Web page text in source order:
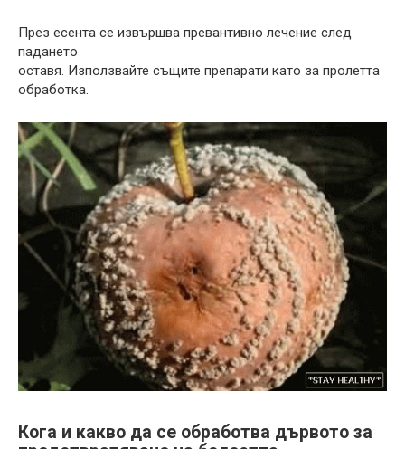
През есента се извършва превантивно лечение след
падането
оставя. Използвайте същите препарати като за пролетта
обработка.
Кога и какво да се обработва дървото за